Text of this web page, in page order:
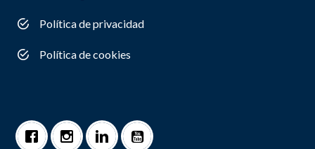
Política de privacidad
Política de cookies